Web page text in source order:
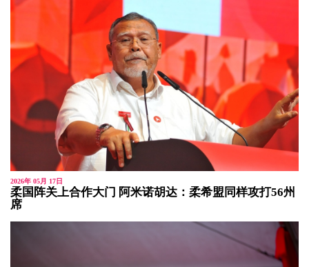
2026年 05月 17日
柔国阵关上合作大门 阿米诺胡达：柔希盟同样攻打56州
席